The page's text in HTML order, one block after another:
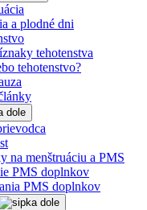
a plodné dni
tehotenstva
tehotenstvo?
na menštruáciu a PMS
PMS doplnkov
PMS doplnkov